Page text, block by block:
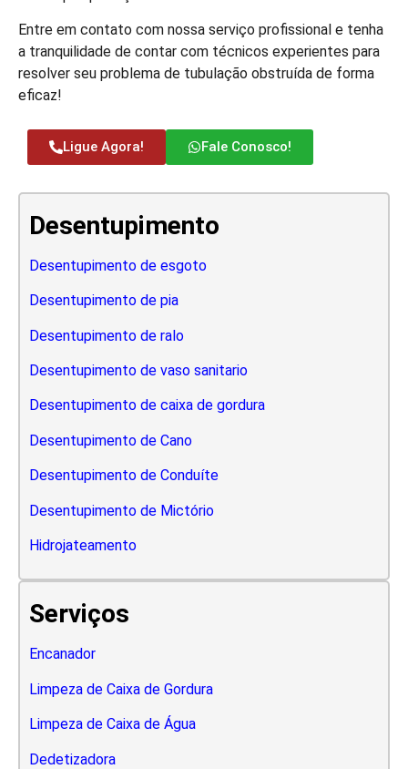
Entre em contato com nossa serviço profissional e tenha
a tranquilidade de contar com técnicos experientes para
resolver seu problema de tubulação obstruída de forma
eficaz!
Ligue Agora! Fale Conosco!
Desentupimento
Desentupimento de esgoto
Desentupimento de pia
Desentupimento de ralo
Desentupimento de vaso sanitario
Desentupimento de caixa de gordura
Desentupimento de Cano
Desentupimento de Conduíte
Desentupimento de Mictório
Hidrojateamento
Serviços
Encanador
Limpeza de Caixa de Gordura
Limpeza de Caixa de Água
Dedetizadora